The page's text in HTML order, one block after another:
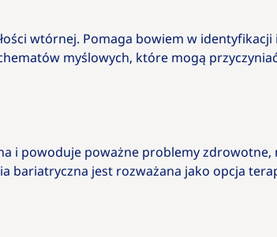
wtórnej. Pomaga bowiem w identyfikacji
myślowych, które mogą
i powoduje poważne problemy zdrowotne,
bariatryczna jest rozważana jako opcja